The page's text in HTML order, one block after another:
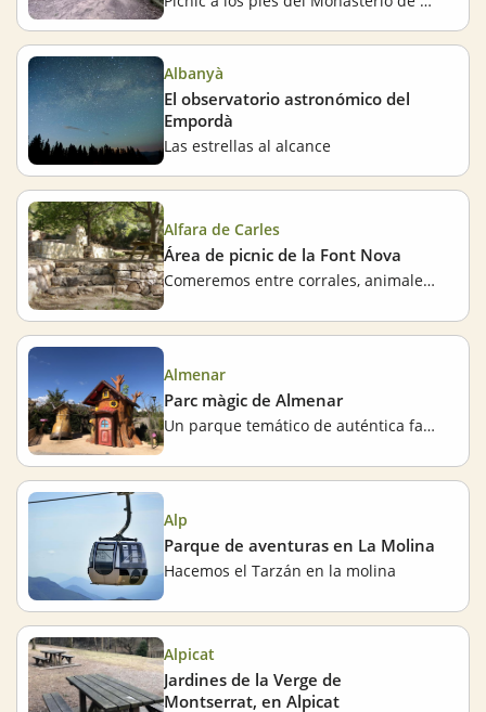
Albanyà
El observatorio astronómico del
Empordà
Las estrellas al alcance
Alfara de Carles
Área de picnic de la Font Nova
Comeremos entre corrales, animales y piedra seca
Almenar
Parc màgic de Almenar
Un parque temático de auténtica fantasía
Alp
Parque de aventuras en La Molina
Hacemos el Tarzán en la molina
Alpicat
Jardines de la Verge de
Montserrat, en Alpicat